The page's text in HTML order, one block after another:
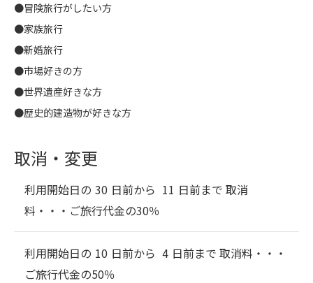
●冒険旅行がしたい方
●家族旅行
●新婚旅行
●市場好きの方
●世界遺産好きな方
●歴史的建造物が好きな方
取消・変更
利用開始日の 30 日前から 11 日前まで 取消
料・・・ ご旅行代金の30％
利用開始日の 10 日前から 4 日前まで 取消料・・・
ご旅行代金の50％